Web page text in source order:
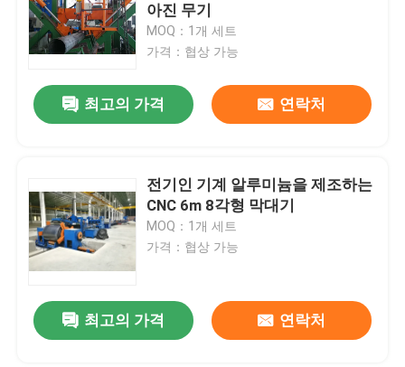
뉴스
사건
cnc 수압기 브레이크
CNC 세로로 연결되는 압박 브레이크
전등 기둥 기계
아진 무기
MOQ：1개 세트
가격：협상 가능
최고의 가격 연락처
전기인 기계 알루미늄을 제조하는
CNC 6m 8각형 막대기
MOQ：1개 세트
가격：협상 가능
최고의 가격 연락처